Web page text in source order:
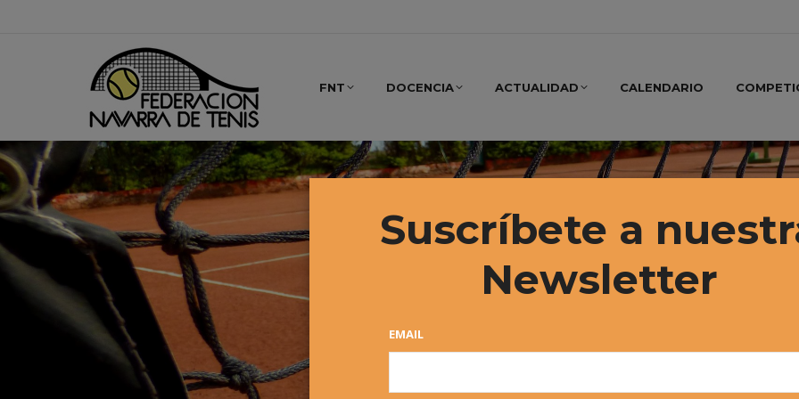
FNT DOCENCIA ACTUALIDAD CALENDARIO
Suscríbete a
Newsletter
EMAIL